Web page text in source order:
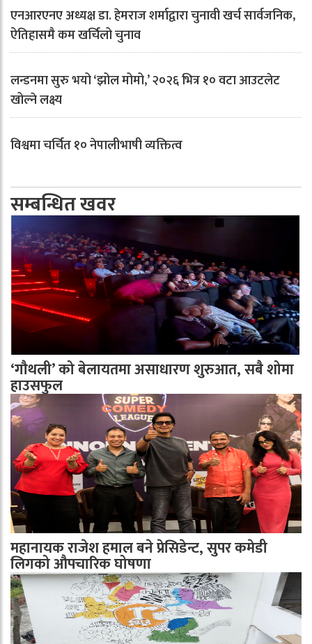
एनआरएनए अध्यक्ष डा. हेमराज शर्माद्वारा चुनावी खर्च सार्वजनिक,
ऐतिहासमै कम खर्चिलो चुनाव
लन्डनमा सुरु भयो ‘झोल मोमो,’ २०२६ भित्र १० वटा आउटलेट
खोल्ने लक्ष्य
विश्वमा चर्चित १० नेपालीभाषी व्यक्तित्व
सम्बन्धित खवर
‘गौथली’ को बेलायतमा असाधारण शुरुआत, सबै शोमा
हाउसफुल
महानायक राजेश हमाल बने प्रेसिडेन्ट, सुपर कमेडी
लिगको औपचारिक घोषणा